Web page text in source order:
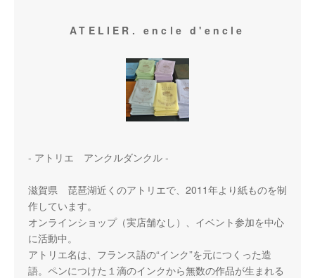
ATELIER. encle d'encle
- アトリエ アンクルダンクル -
滋賀県 琵琶湖近くのアトリエで、2011年より紙ものを制
作しています。
オンラインショップ（実店舗なし）、イベント参加を中心
に活動中。
アトリエ名は、フランス語の“インク”を元につくった造
語。ペンにつけた１滴のインクから無数の作品が生まれる